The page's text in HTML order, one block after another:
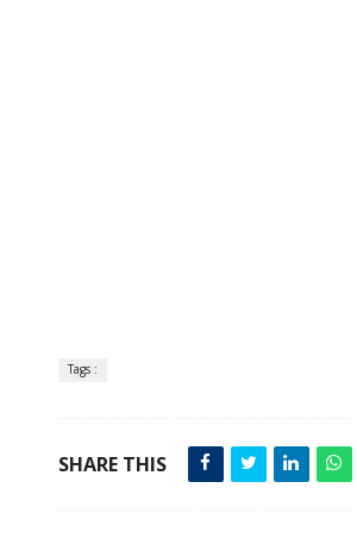
Tags :
SHARE THIS